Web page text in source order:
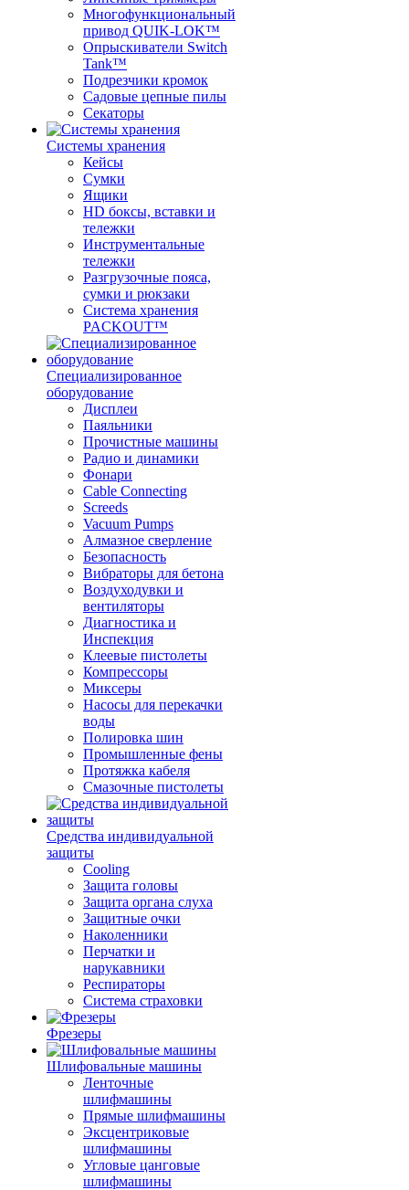
Многофункциональный
привод QUIK-LOK™
Опрыскиватели Switch
Tank™
Подрезчики кромок
Садовые цепные пилы
Секаторы
Системы хранения
Кейсы
Сумки
Ящики
HD боксы, вставки и
тележки
Инструментальные
тележки
Разгрузочные пояса,
сумки и рюкзаки
Система хранения
PACKOUT™
Специализированное
оборудование
Дисплеи
Паяльники
Прочистные машины
Радио и динамики
Фонари
Cable Connecting
Screeds
Vacuum Pumps
Алмазное сверление
Безопасность
Вибраторы для бетона
Воздуходувки и
вентиляторы
Диагностика и
Инспекция
Клеевые пистолеты
Компрессоры
Миксеры
Насосы для перекачки
воды
Полировка шин
Промышленные фены
Протяжка кабеля
Смазочные пистолеты
Средства индивидуальной
защиты
Cooling
Защита головы
Защита органа слуха
Защитные очки
Наколенники
Перчатки и
нарукавники
Респираторы
Система страховки
Фрезеры
Шлифовальные машины
Ленточные
шлифмашины
Прямые шлифмашины
Эксцентриковые
шлифмашины
Угловые цанговые
шлифмашины